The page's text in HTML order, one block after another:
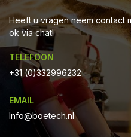
Heeft u vragen neem contact
ok via chat!
TELEFOON
+31 (0)332996232
EMAIL
Info@boetech.nl